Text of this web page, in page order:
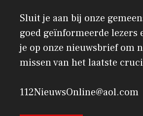
Sluit je aan bij onze
goed geïnformeerde lezers
je op onze nieuwsbrief om
missen van het laatste
112NieuwsOnline@aol.com